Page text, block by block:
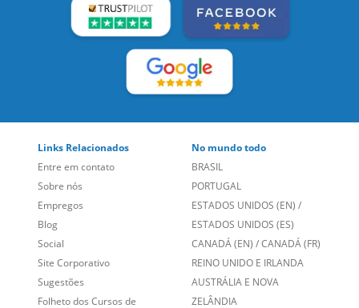
LEIA NOSSAS AVALIAÇÕES:
Links Relacionados
Entre em contato
Sobre nós
Empregos
Blog
Social
Site Corporativo
No mundo todo
BRASIL
PORTUGAL
ESTADOS UNIDOS (EN)/
ESTADOS UNIDOS (ES)
CANADÁ (EN) /CANADÁ (FR)
REINO UNIDO E IRLANDA